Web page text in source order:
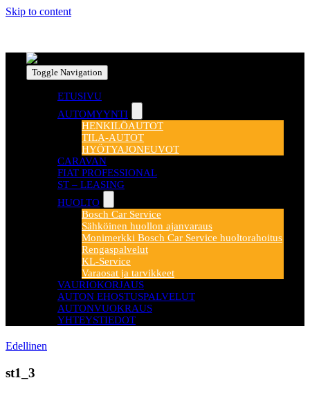
Skip to content
Toggle Navigation
ETUSIVU
AUTOMYYNTI
HENKILÖAUTOT
TILA-AUTOT
HYÖTYAJONEUVOT
CARAVAN
FIAT PROFESSIONAL
ST – LEASING
HUOLTO
Bosch Car Service
Sähköinen huollon ajanvaraus
Monimerkki Bosch Car Service huoltorahoitus
Rengaspalvelut
KL-Service
Varaosat ja tarvikkeet
VAURIOKORJAUS
AUTON EHOSTUSPALVELUT
AUTONVUOKRAUS
YHTEYSTIEDOT
Edellinen
st1_3